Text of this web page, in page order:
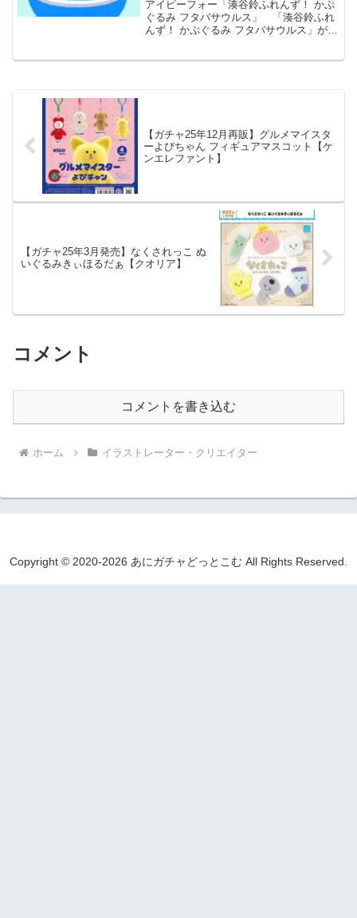
アイピーフォー「湊谷鈴ふれんず！ かぷ
ぐるみ フタバサウルス」 「湊谷鈴ふれ
んず！ かぷぐるみ フタバサウルス」が全
【ガチャ25年12月再販】グルメマイスタ
ーよぴちゃん フィギュアマスコット【ケ
ンエレファント】
【ガチャ25年3月発売】なくされっこ ぬ
いぐるみきぃほるだぁ【クオリア】
コメント
コメントを書き込む
ホーム イラストレーター・クリエイター
Copyright © 2020-2026 あにガチャどっとこむ All Rights Reserved.